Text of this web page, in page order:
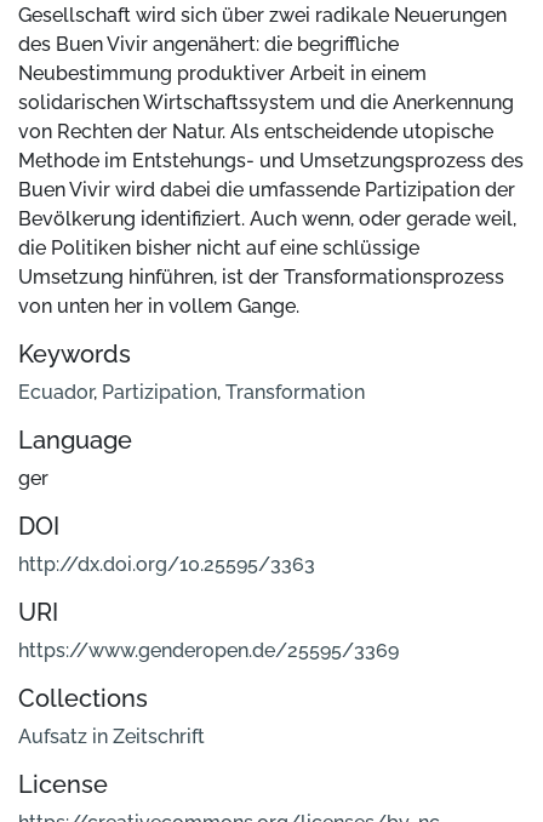
Gesellschaft wird sich über zwei radikale Neuerungen
des Buen Vivir angenähert: die begriffliche
Neubestimmung produktiver Arbeit in einem
solidarischen Wirtschaftssystem und die Anerkennung
von Rechten der Natur. Als entscheidende utopische
Methode im Entstehungs- und Umsetzungsprozess des
Buen Vivir wird dabei die umfassende Partizipation der
Bevölkerung identifiziert. Auch wenn, oder gerade weil,
die Politiken bisher nicht auf eine schlüssige
Umsetzung hinführen, ist der Transformationsprozess
von unten her in vollem Gange.
Keywords
Ecuador, Partizipation, Transformation
Language
ger
DOI
http://dx.doi.org/10.25595/3363
URI
https://www.genderopen.de/25595/3369
Collections
Aufsatz in Zeitschrift
License